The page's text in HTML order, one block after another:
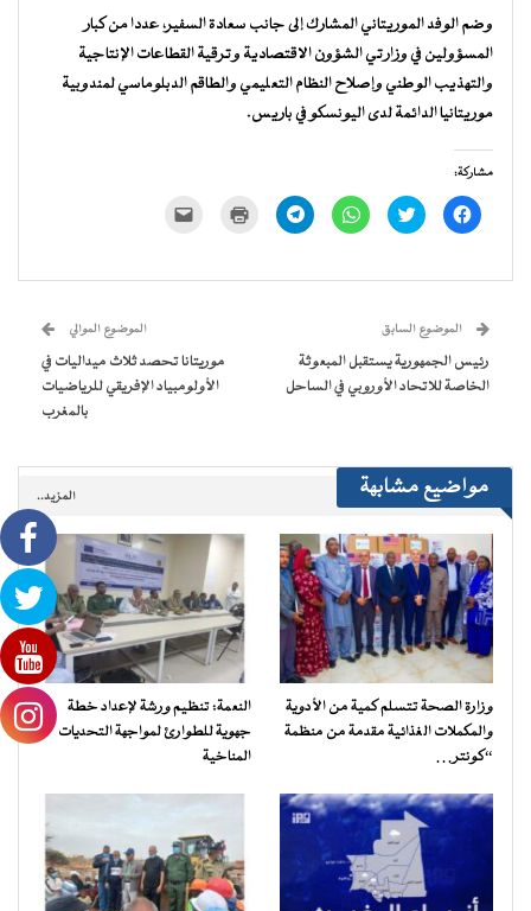
وضم الوفد الموريتاني المشارك إلى جانب سعادة السفير، عددا من كبار
المسؤولين في وزارتي الشؤون الاقتصادية وترقية القطاعات الإنتاجية
والتهذيب الوطني وإصلاح النظام التعليمي والطاقم الدبلوماسي لمندوبية
موريتانيا الدائمة لدى اليونسكو في باريس.
مشاركة:
انقر
للمشاركة
في
اضغط
للمشاركة
في
انقر
للمشاركة
في
انقر
للمشاركة
في
للطباعة
جديدة) الإلكتروني
جديدة)
الموضوع السابق
رئيس الجمهورية يستقبل المبعوثة
الخاصة للاتحاد الأوروبي في الساحل
الموضوع الموالي
موريتانا تحصد ثلاث ميداليات في
الأولومبياد الإفريقي للرياضيات
بالمغرب
مواضيع مشابهة المزيد..
وزارة الصحة تتسلم كمية من الأدوية
والمكملات الغذائية مقدمة من منظمة
“كونتر…
النعمة: تنظيم ورشة لإعداد خطة
جهوية للطوارئ لمواجهة التحديات
المناخية